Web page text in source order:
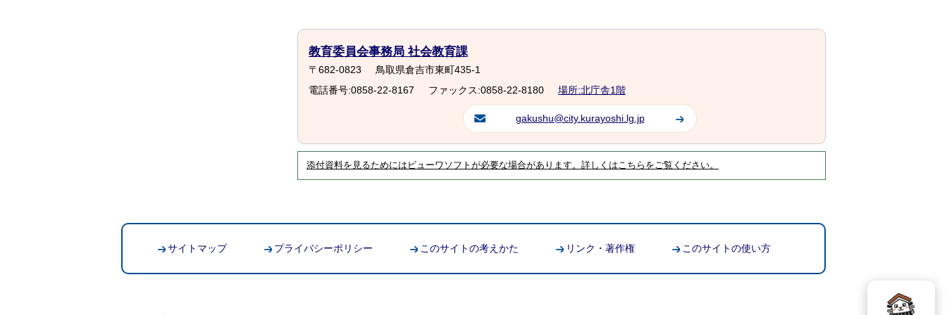
教育委員会事務局 社会教育課
〒682-0823
鳥取県倉吉市東町435-1
電話番号:0858-22-8167
ファックス:0858-22-8180 場所:北庁舎1階
gakushu@city.kurayoshi.lg.jp
添付資料を見るためにはビューワソフトが必要な場合があります。詳しくはこちらをご覧ください。
サイトマップ プライバシーポリシー このサイトの考えかた リンク・著作権 このサイトの使い方